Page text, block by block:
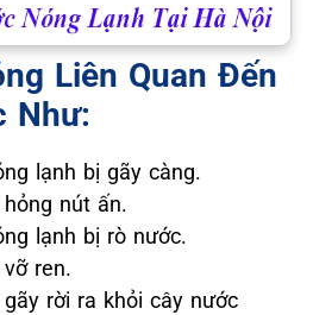
Liên Quan Đến
Như:
lạnh bị gãy càng.
nút ấn.
lạnh bị rò nước.
ren.
rời ra khỏi cây nước